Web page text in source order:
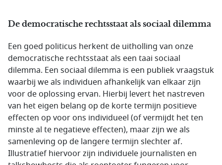
De democratische rechtsstaat als sociaal dilemma
Een goed politicus herkent de uitholling van onze
democratische rechtsstaat als een taai sociaal
dilemma. Een sociaal dilemma is een publiek vraagstuk
waarbij we als individuen afhankelijk van elkaar zijn
voor de oplossing ervan. Hierbij levert het nastreven
van het eigen belang op de korte termijn positieve
effecten op voor ons individueel (of vermijdt het ten
minste al te negatieve effecten), maar zijn we als
samenleving op de langere termijn slechter af.
Illustratief hiervoor zijn individuele journalisten en